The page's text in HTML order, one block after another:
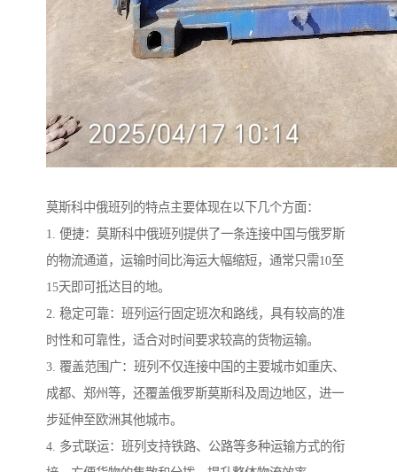
莫斯科中俄班列的特点主要体现在以下几个方面：
1. 便捷：莫斯科中俄班列提供了一条连接中国与俄罗斯
的物流通道，运输时间比海运大幅缩短，通常只需10至
15天即可抵达目的地。
2. 稳定可靠：班列运行固定班次和路线，具有较高的准
时性和可靠性，适合对时间要求较高的货物运输。
3. 覆盖范围广：班列不仅连接中国的主要城市如重庆、
成都、郑州等，还覆盖俄罗斯莫斯科及周边地区，进一
步延伸至欧洲其他城市。
4. 多式联运：班列支持铁路、公路等多种运输方式的衔